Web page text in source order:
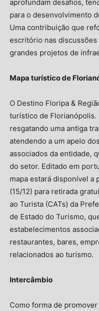
aprofundam desafios,
para o desenvolvimento
Uma contribuição que
escritório nas
grandes projetos de
Mapa turístico de
O Destino Floripa &
turístico de Florianópolis.
resgatando uma antiga
atendendo a um apelo
associados da entidade,
do setor. Editado em
mapa estará disponível
(15/12) para retirada
ao Turista (CATs) da
de Estado do Turismo,
estabelecimentos
restaurantes, bares,
relacionados ao turismo.
Intercâmbio
Como forma de